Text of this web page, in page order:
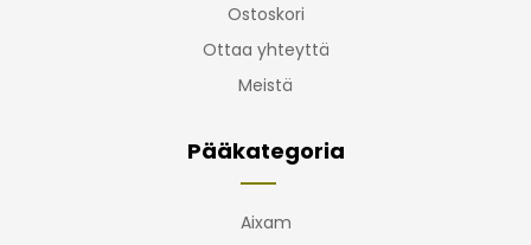
Ostoskori
Ottaa yhteyttä
Meistä
Pääkategoria
Aixam